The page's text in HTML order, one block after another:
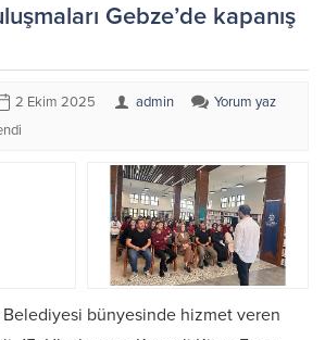
Gebze’de kapanış
2 Ekim 2025 admin
Yorum yaz
bünyesinde hizmet veren